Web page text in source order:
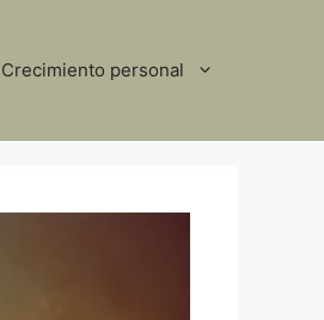
Crecimiento personal